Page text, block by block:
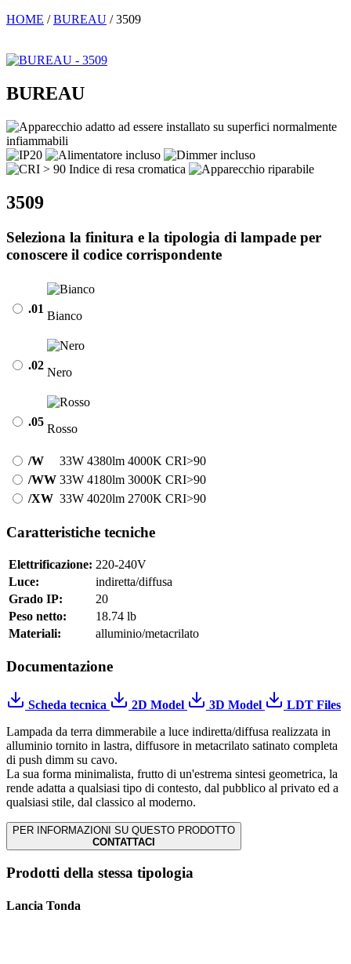
HOME / BUREAU / 3509
BUREAU
3509
Seleziona la finitura e la tipologia di lampade per
conoscere il codice corrispondente
.01
Bianco
.02
Nero
.05
Rosso
/W 33W 4380lm 4000K CRI>90
/WW 33W 4180lm 3000K CRI>90
/XW 33W 4020lm 2700K CRI>90
Caratteristiche tecniche
Elettrificazione: 220-240V
Luce:
indiretta/diffusa
Grado IP:
20
Peso netto:
18.74 lb
Materiali:
alluminio/metacrilato
Documentazione
Scheda tecnica 2D Model 3D Model
LDT Files
Lampada da terra dimmerabile a luce indiretta/diffusa realizzata in
alluminio tornito in lastra, diffusore in metacrilato satinato completa
di push dimm su cavo.
La sua forma minimalista, frutto di un'estrema sintesi geometrica, la
rende adatta a qualsiasi tipo di contesto, dal pubblico al privato ed a
qualsiasi stile, dal classico al moderno.
PER INFORMAZIONI SU QUESTO PRODOTTO
CONTATTACI
Prodotti della stessa tipologia
Lancia Tonda